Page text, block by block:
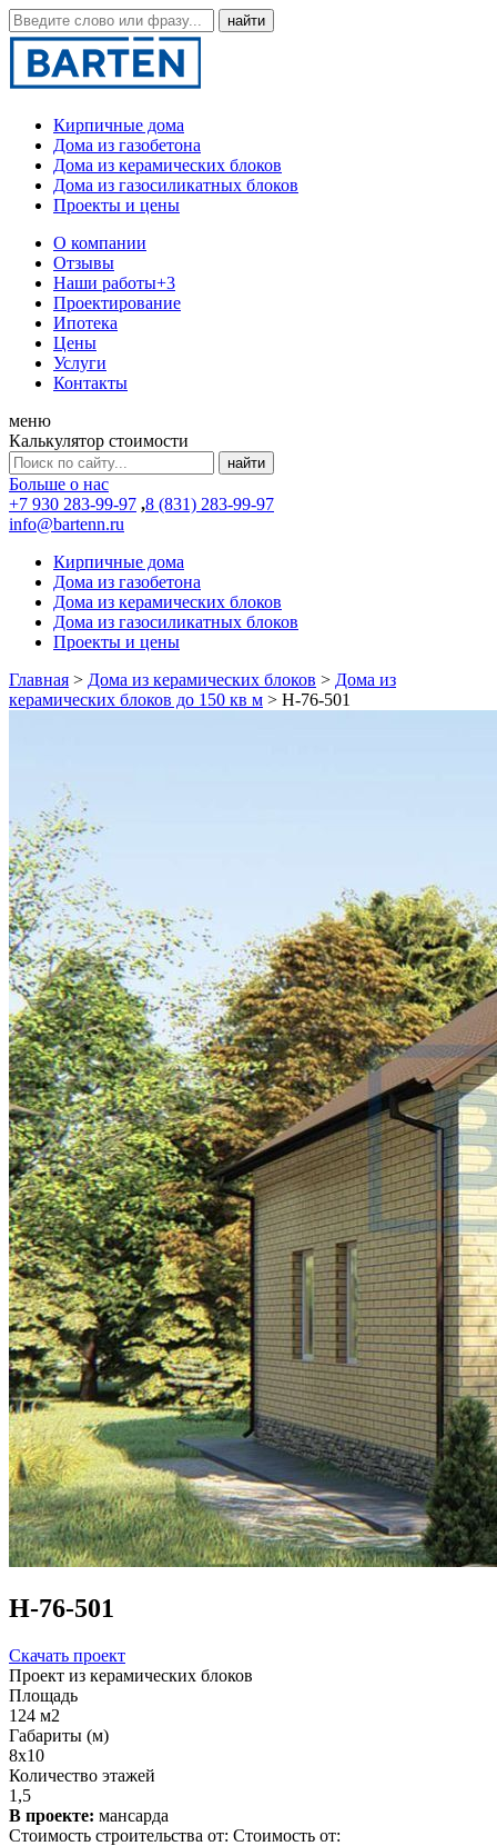
Кирпичные дома
Дома из газобетона
Дома из керамических блоков
Дома из газосиликатных блоков
Проекты и цены
О компании
Отзывы
Наши работы+3
Проектирование
Ипотека
Цены
Услуги
Контакты
меню
Калькулятор стоимости
Больше о нас
+7 930 283-99-97 ,8 (831) 283-99-97
info@bartenn.ru
Кирпичные дома
Дома из газобетона
Дома из керамических блоков
Дома из газосиликатных блоков
Проекты и цены
Главная > Дома из керамических блоков > Дома из
керамических блоков до 150 кв м > Н-76-501
Н-76-501
Скачать проект
Проект из керамических блоков
Площадь
124 м2
Габариты (м)
8х10
Количество этажей
1,5
В проекте: мансарда
Стоимость строительства от: Стоимость от: